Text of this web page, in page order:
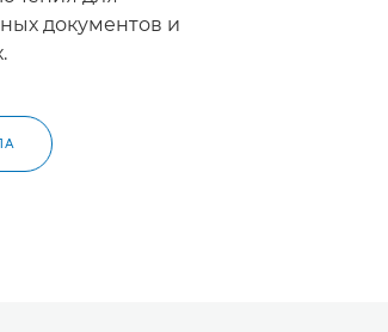
документов и